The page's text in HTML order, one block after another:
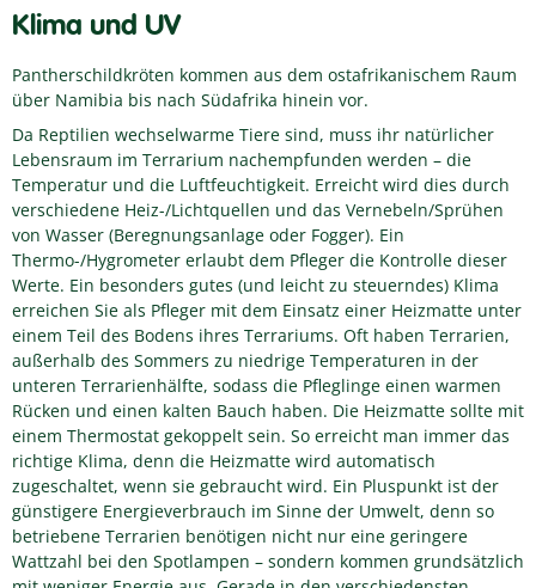
Klima und UV
Pantherschildkröten kommen aus dem ostafrikanischem Raum
über Namibia bis nach Südafrika hinein vor.
Da Reptilien wechselwarme Tiere sind, muss ihr natürlicher
Lebensraum im Terrarium nachempfunden werden – die
Temperatur und die Luftfeuchtigkeit. Erreicht wird dies durch
verschiedene Heiz-/Lichtquellen und das Vernebeln/Sprühen
von Wasser (Beregnungsanlage oder Fogger). Ein
Thermo-/Hygrometer erlaubt dem Pfleger die Kontrolle dieser
Werte. Ein besonders gutes (und leicht zu steuerndes) Klima
erreichen Sie als Pfleger mit dem Einsatz einer Heizmatte unter
einem Teil des Bodens ihres Terrariums. Oft haben Terrarien,
außerhalb des Sommers zu niedrige Temperaturen in der
unteren Terrarienhälfte, sodass die Pfleglinge einen warmen
Rücken und einen kalten Bauch haben. Die Heizmatte sollte mit
einem Thermostat gekoppelt sein. So erreicht man immer das
richtige Klima, denn die Heizmatte wird automatisch
zugeschaltet, wenn sie gebraucht wird. Ein Pluspunkt ist der
günstigere Energieverbrauch im Sinne der Umwelt, denn so
betriebene Terrarien benötigen nicht nur eine geringere
Wattzahl bei den Spotlampen – sondern kommen grundsätzlich